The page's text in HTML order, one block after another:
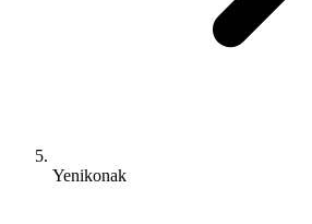
Yenikonak